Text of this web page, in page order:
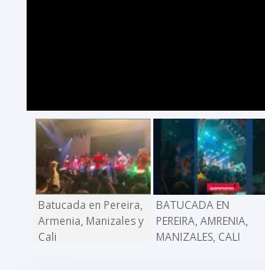
Batucada en Pereira,
Armenia, Manizales y
Cali
BATUCADA EN
PEREIRA, AMRENIA,
MANIZALES, CALI